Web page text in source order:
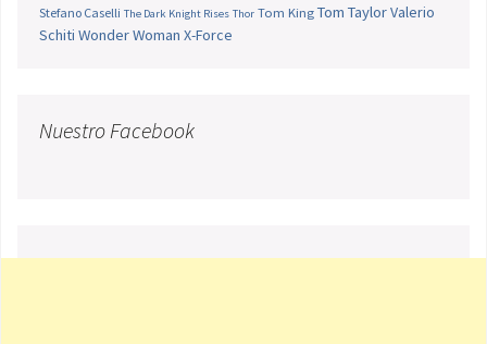
Stefano Caselli The Dark Knight Rises Thor Tom King Tom TaylorValerio
Schiti Wonder Woman X-Force
Nuestro Facebook